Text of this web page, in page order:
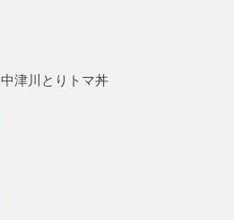
中津川とりトマ丼